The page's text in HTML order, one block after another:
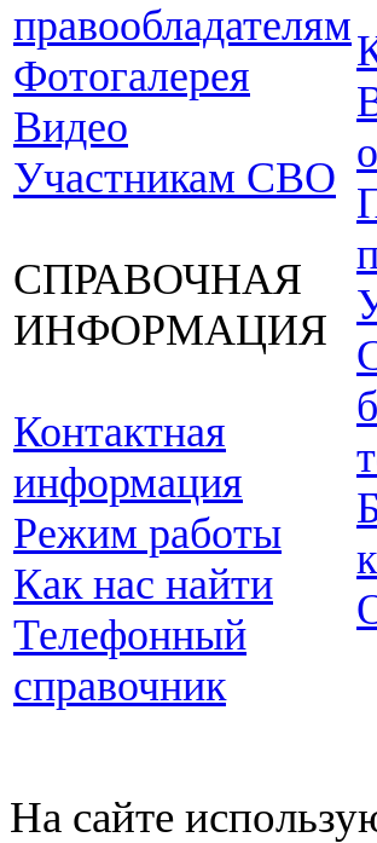
правообладателям
Фотогалерея
Видео
Участникам СВО
СПРАВОЧНАЯ
ИНФОРМАЦИЯ
Контактная
информация
Режим работы
Как нас найти
Телефонный
справочник
На сайте